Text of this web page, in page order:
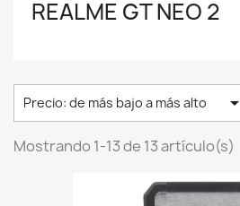
REALME GT NEO 2
Precio: de más bajo a más alto 
Mostrando 1-13 de 13 artículo(s)